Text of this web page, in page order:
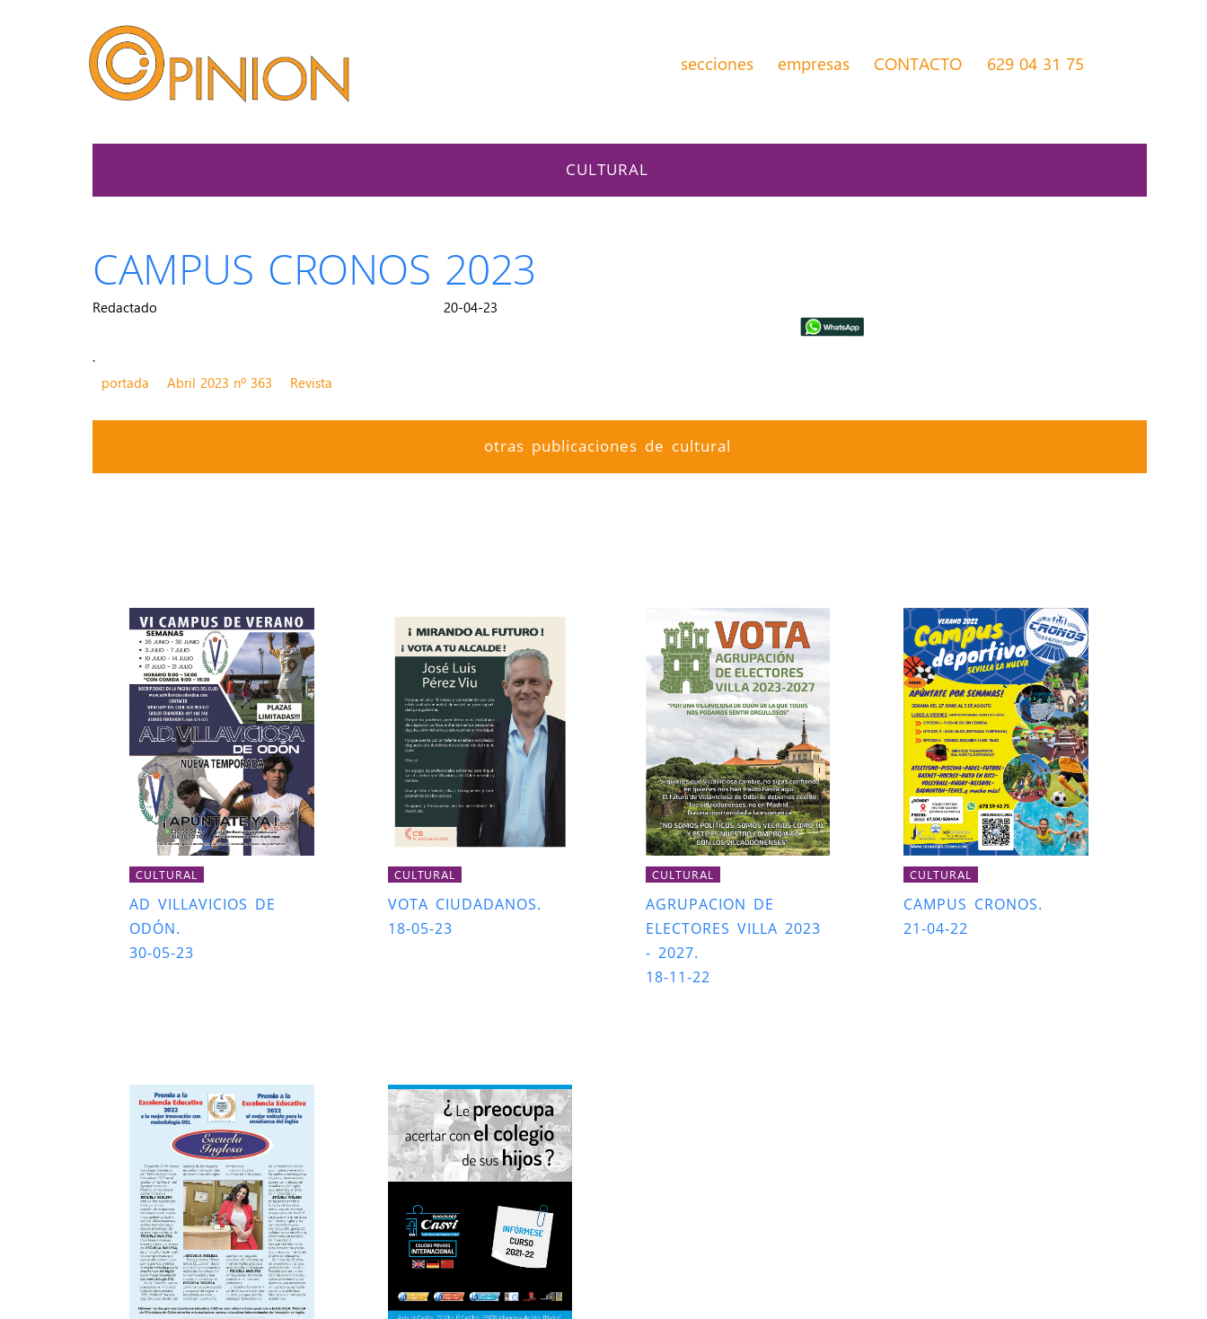
secciones empresas CONTACTO 629 04 31 75
CULTURAL
CAMPUS CRONOS 2023
Redactado 20-04-23
.
portada
Abril 2023 nº 363 Revista
otras publicaciones de cultural
CULTURAL
AD VILLAVICIOS DE
ODÓN.
30-05-23
CULTURAL
VOTA CIUDADANOS.
18-05-23
CULTURAL
AGRUPACION DE
ELECTORES VILLA 2023
- 2027.
18-11-22
CULTURAL
CAMPUS CRONOS.
21-04-22